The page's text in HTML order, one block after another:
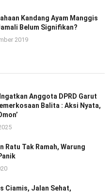
Kandang Ayam Manggis
Belum Signifikan?
2019
Anggota DPRD Garut
Balita : Aksi Nyata,
Ratu Tak Ramah, Warung
Ciamis, Jalan Sehat,